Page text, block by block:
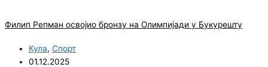
Филип Репман освојио бронзу на Олимпијади у Букурешту
Кула, Спорт
01.12.2025